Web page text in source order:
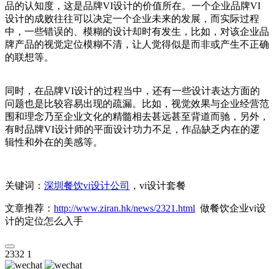
品的认知度，这是品牌VI设计的价值所在。一个企业品牌VI
设计的成败往往可以决定一个企业未来的发展，而实际过程
中，一些错误的、模糊的设计却时有发生，比如，对该企业品
牌产品的视觉定位模糊不清，让人觉得似是而非或产生不正确
的联想等。
同时，在品牌VI设计的过程当中，还有一些设计表达方面的
问题也是比较容易出现的疏漏。比如，视觉效果与企业经营范
围和理念乃至企业文化的精髓相去甚远甚至背道而驰，另外，
有时品牌VI设计师的平面设计功力不足，作品缺乏内在的逻
辑性和外在的美感等。
关键词： 深圳餐饮vi设计公司 ，vi设计套餐
文章推荐： http://www.ziran.hk/news/2321.html 做餐饮企业vi设
计的定位怎么入手
2332 1